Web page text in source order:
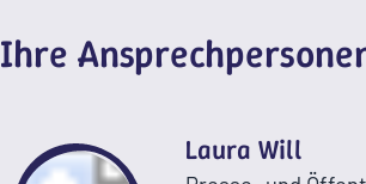
Ihre
Laura Will